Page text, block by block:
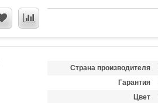
Страна производителя
Гарантия
Цвет